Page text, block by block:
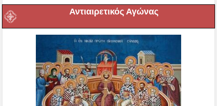
Αντιαιρετικός Αγώνας